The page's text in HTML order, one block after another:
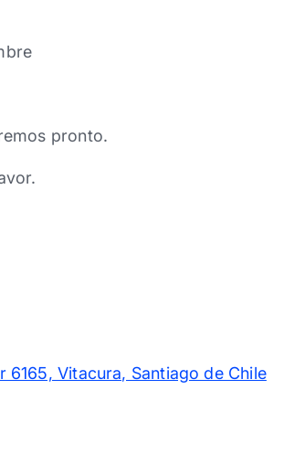
pronto.
6165, Vitacura, Santiago de Chile